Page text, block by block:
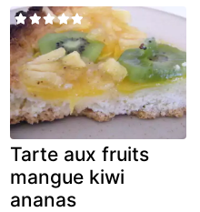
Tarte aux fruits
mangue kiwi
ananas